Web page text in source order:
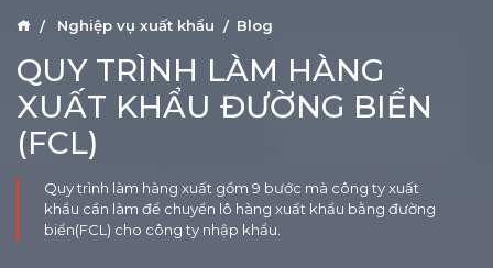
Nghiệp vụ xuất khẩu Blog
QUY TRÌNH LÀM HÀNG
XUẤT KHẨU ĐƯỜNG BIỂN
(FCL)
Quy trình làm hàng xuất gồm 9 bước mà công ty xuất
khẩu cần làm để chuyển lô hàng xuất khẩu bằng đường
biển(FCL) cho công ty nhập khẩu.